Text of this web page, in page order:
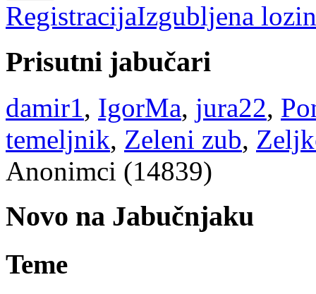
RegistracijaIzgubljena
Prisutni jabučari
damir1, IgorMa, jura22,
temeljnik, Zeleni zub,
Anonimci (14839)
Novo na Jabučnjaku
Teme